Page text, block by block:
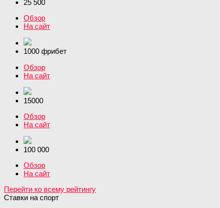
25 500
Обзор
На сайт
1000 фрибет
Обзор
На сайт
15000
Обзор
На сайт
100 000
Обзор
На сайт
Перейти ко всему рейтингу
Ставки на спорт